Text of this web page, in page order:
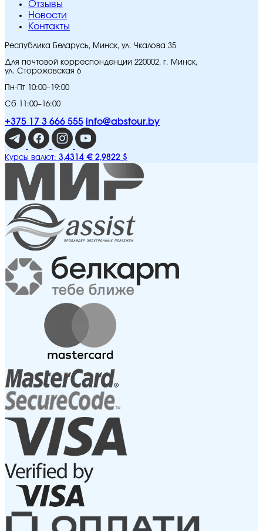
Отзывы
Новости
Контакты
Республика Беларусь, Минск, ул. Чкалова 35
Для почтовой корреспонденции 220002, г. Минск,
ул. Сторожовская 6
Пн-Пт 10:00–19:00
Сб 11:00–16:00
+375 17 3 666 555 info@abstour.by
Курсы валют: 3,4314 € 2,9822 $